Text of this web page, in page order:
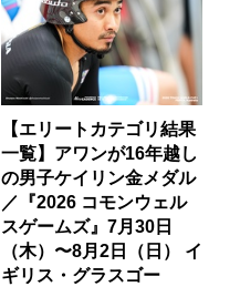
【エリートカテゴリ結果
一覧】アワンが16年越し
の男子ケイリン金メダル
／『2026 コモンウェル
スゲームズ』7月30日
（木）〜8月2日（日） イ
ギリス・グラスゴー